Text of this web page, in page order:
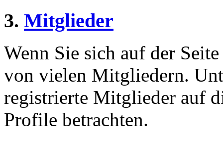
3. Mitglieder
Wenn Sie sich auf der
von vielen Mitgliedern.
registrierte Mitglieder auf
Profile betrachten.